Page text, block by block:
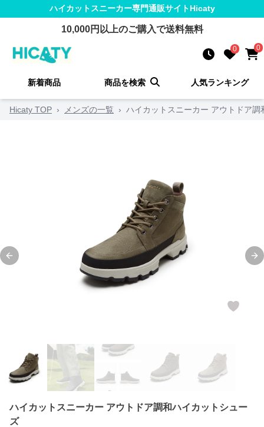
ハイカットスニーカー専門通販サイトHicaty
10,000円以上のご購入で送料無料
0 0
新着商品 商品を検索 人気ランキング
Hicaty TOP › メンズの一覧 › ハイカットスニーカー アウトドア調
Previous slide
ハイカットスニーカー アウトドア調和ハイカットシュー
ズ